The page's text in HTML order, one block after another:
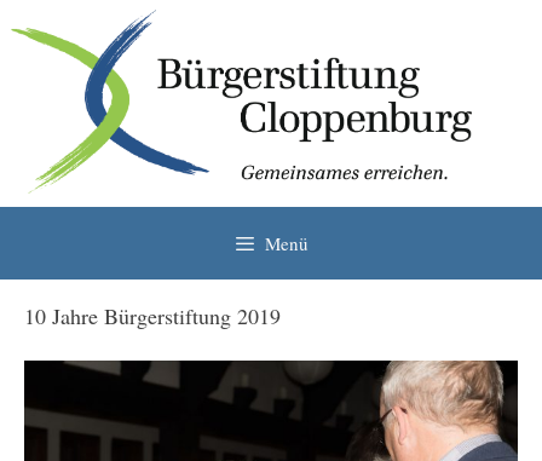
Inhalt
springen
Menü
10 Jahre Bürgerstiftung 2019